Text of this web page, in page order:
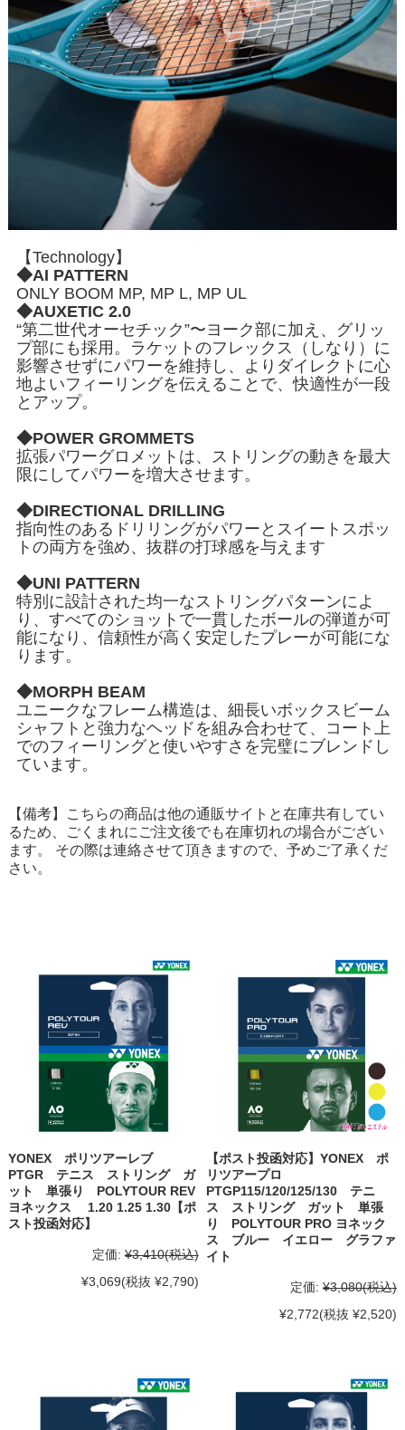
【Technology】
◆AI PATTERN
ONLY BOOM MP, MP L, MP UL
◆AUXETIC 2.0
“第二世代オーセチック”〜ヨーク部に加え、グリッ
プ部にも採用。ラケットのフレックス（しなり）に
影響させずにパワーを維持し、よりダイレクトに心
地よいフィーリングを伝えることで、快適性が一段
とアップ。
◆POWER GROMMETS
拡張パワーグロメットは、ストリングの動きを最大
限にしてパワーを増大させます。
◆DIRECTIONAL DRILLING
指向性のあるドリリングがパワーとスイートスポッ
トの両方を強め、抜群の打球感を与えます
◆UNI PATTERN
特別に設計された均一なストリングパターンによ
り、すべてのショットで一貫したボールの弾道が可
能になり、信頼性が高く安定したプレーが可能にな
ります。
◆MORPH BEAM
ユニークなフレーム構造は、細長いボックスビーム
シャフトと強力なヘッドを組み合わせて、コート上
でのフィーリングと使いやすさを完璧にブレンドし
ています。
【備考】こちらの商品は他の通販サイトと在庫共有してい
るため、ごくまれにご注文後でも在庫切れの場合がござい
ます。 その際は連絡させて頂きますので、予めご了承くだ
さい。
YONEX ポリツアーレブ
PTGR テニス ストリング ガ
ット 単張り POLYTOUR REV
ヨネックス 1.20 1.25 1.30【ポ
スト投函対応】
定価: ¥3,410(税込)
¥3,069(税抜 ¥2,790)
【ポスト投函対応】YONEX ポ
リツアープロ
PTGP115/120/125/130 テニ
ス ストリング ガット 単張
り POLYTOUR PRO ヨネック
ス ブルー イエロー グラファ
イト
定価: ¥3,080(税込)
¥2,772(税抜 ¥2,520)